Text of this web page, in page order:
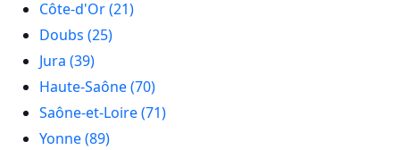
Côte-d'Or (21)
Doubs (25)
Jura (39)
Haute-Saône (70)
Saône-et-Loire (71)
Yonne (89)